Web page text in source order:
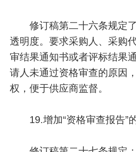
修订稿第二十六条规定
透明度。要求采购人、采购
审结果通知书或者评标结果
请人未通过资格审查的原因
权，便于供应商监督。
19.增加“资格审查报告”